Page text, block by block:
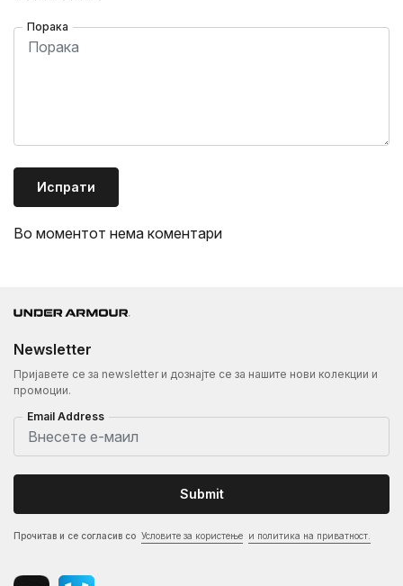
Порака
Испрати
Во моментот нема коментари
Newsletter
Пријавете се за newsletter и дознајте се за нашите нови колекции и
промоции.
Email Address
Submit
Прочитав и се согласив со Условите за користење и политика на приватност.